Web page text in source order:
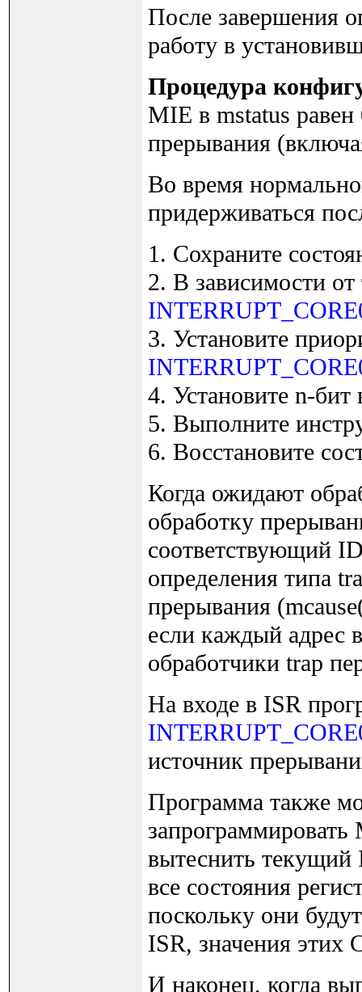
После завершения
работу в
Процедура
MIE в mstatus
прерывания
Во время
придерживаться
1. Сохраните
2. В зависимости от
3. Установите
4. Установите n-бит
5. Выполните
6. Восстановите
Когда ожидают
обработку
соответствующий
определения типа
прерывания
если каждый адрес
обработчики trap
На входе в ISR
источник
Программа также
вытеснить текущий
все состояния
поскольку они
ISR, значения этих
И наконец, когда